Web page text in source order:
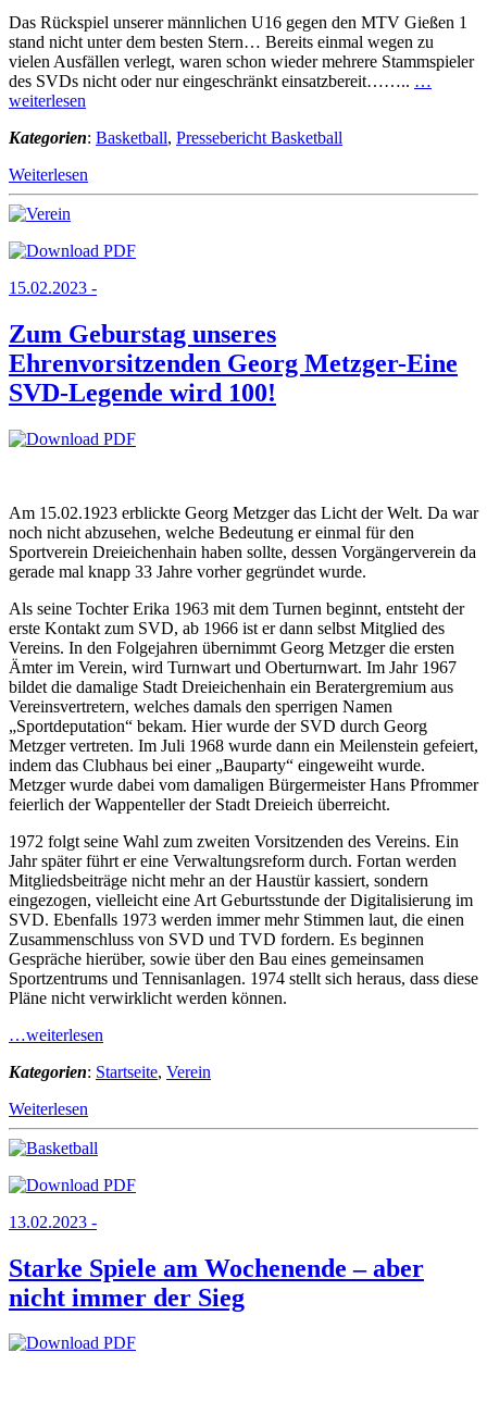
Das Rückspiel unserer männlichen U16 gegen den MTV Gießen 1
stand nicht unter dem besten Stern… Bereits einmal wegen zu
vielen Ausfällen verlegt, waren schon wieder mehrere Stammspieler
des SVDs nicht oder nur eingeschränkt einsatzbereit…….. …
weiterlesen
Kategorien: Basketball, Pressebericht Basketball
Weiterlesen
15.02.2023 -
Zum Geburstag unseres
Ehrenvorsitzenden Georg Metzger-Eine
SVD-Legende wird 100!
Am 15.02.1923 erblickte Georg Metzger das Licht der Welt. Da war
noch nicht abzusehen, welche Bedeutung er einmal für den
Sportverein Dreieichenhain haben sollte, dessen Vorgängerverein da
gerade mal knapp 33 Jahre vorher gegründet wurde.
Als seine Tochter Erika 1963 mit dem Turnen beginnt, entsteht der
erste Kontakt zum SVD, ab 1966 ist er dann selbst Mitglied des
Vereins. In den Folgejahren übernimmt Georg Metzger die ersten
Ämter im Verein, wird Turnwart und Oberturnwart. Im Jahr 1967
bildet die damalige Stadt Dreieichenhain ein Beratergremium aus
Vereinsvertretern, welches damals den sperrigen Namen
„Sportdeputation“ bekam. Hier wurde der SVD durch Georg
Metzger vertreten. Im Juli 1968 wurde dann ein Meilenstein gefeiert,
indem das Clubhaus bei einer „Bauparty“ eingeweiht wurde.
Metzger wurde dabei vom damaligen Bürgermeister Hans Pfrommer
feierlich der Wappenteller der Stadt Dreieich überreicht.
1972 folgt seine Wahl zum zweiten Vorsitzenden des Vereins. Ein
Jahr später führt er eine Verwaltungsreform durch. Fortan werden
Mitgliedsbeiträge nicht mehr an der Haustür kassiert, sondern
eingezogen, vielleicht eine Art Geburtsstunde der Digitalisierung im
SVD. Ebenfalls 1973 werden immer mehr Stimmen laut, die einen
Zusammenschluss von SVD und TVD fordern. Es beginnen
Gespräche hierüber, sowie über den Bau eines gemeinsamen
Sportzentrums und Tennisanlagen. 1974 stellt sich heraus, dass diese
Pläne nicht verwirklicht werden können.
…weiterlesen
Kategorien: Startseite, Verein
Weiterlesen
13.02.2023 -
Starke Spiele am Wochenende – aber
nicht immer der Sieg